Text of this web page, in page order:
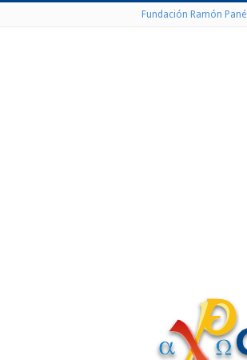
Fundación Ramón Pané